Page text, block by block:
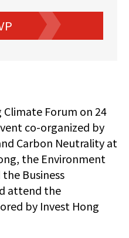
Forum on 24
co-organized by
Carbon Neutrality at
the Environment
Business
attend the
by Invest Hong